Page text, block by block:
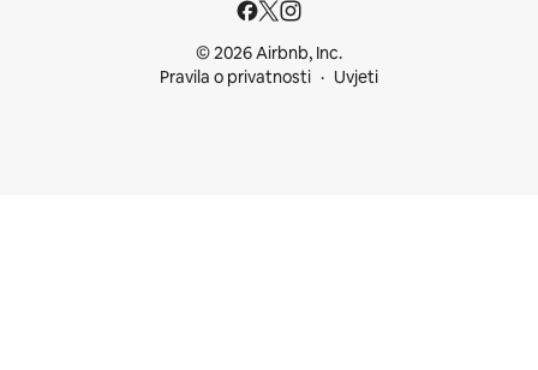
© 2026 Airbnb, Inc.
Pravila o privatnosti
Uvjeti